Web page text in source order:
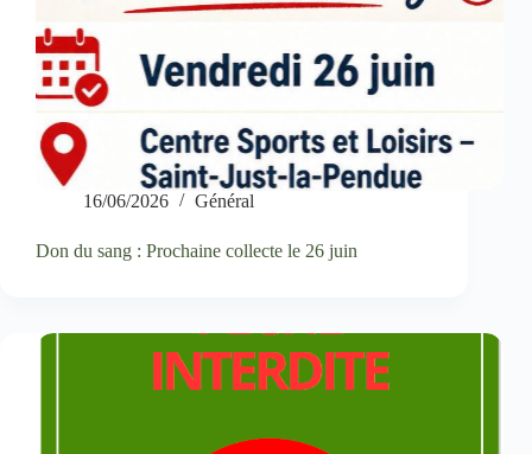
16/06/2026 Général
Don du sang : Prochaine collecte le 26 juin